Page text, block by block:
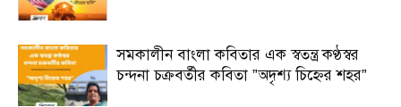
সমকালীন বাংলা কবিতার এক স্বতন্ত্র কণ্ঠস্বর
চন্দনা চক্রবর্তীর কবিতা ”অদৃশ্য চিহ্নের শহর”